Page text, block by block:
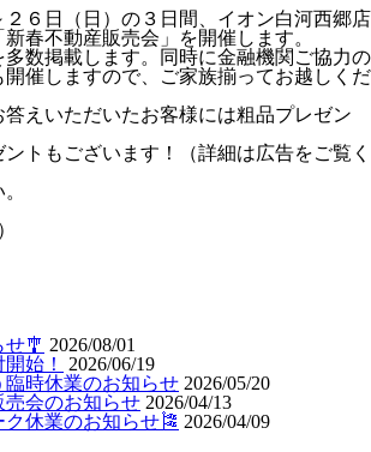
２６日（日）の３日間、イオン白河西郷店
春不動産販売会」を開催します。
数掲載します。同時に金融機関ご協力の
催しますので、ご家族揃ってお越しくだ
えいただいたお客様には粗品プレゼン
トもございます！（詳細は広告をご覧く
🎐 2026/08/01
始！
2026/06/19
時休業のお知らせ 2026/05/20
会のお知らせ 2026/04/13
ク休業のお知らせ🎏 2026/04/09